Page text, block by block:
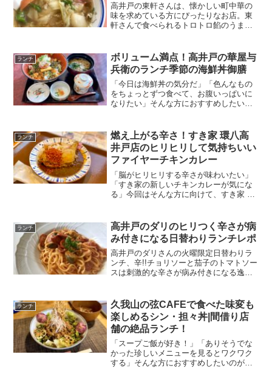
高井戸の東軒さんは、懐かしい町中華の
味を求めている方にぴったりなお店。東
軒さんで食べられるトロトロ餡のうま煮
うま煮そばをレポート。幸福感を味わえ
る一杯を召し上がれ！
ランチ
ボリューム満点！高井戸の華屋与
兵衛のランチ季節の海鮮丼御膳
「今日は海鮮丼の気分だ」「色んなもの
をちょっとずつ食べて、お腹いっぱいに
なりたい」そんな方におすすめしたいの
に加え、そばorうどんと茶わん蒸しが食
べられるボリューム満点...
ランチ
燃え上がる辛さ！すき家 環八高
井戸店のヒリヒリして気持ちいい
ファイヤーチキンカレー
「脳がヒリヒリする辛さが味わいたい」
「すき家の新しいチキンカレーが気にな
る」今回はそんな方に向けて、すき家 環
チキン好きにはたまらないホロっとチキ
ンと、脳がヒリヒリする...
ランチ
高井戸のダリのヒリつく辛さが病
み付きになる日替わりランチレポ
高井戸のダリさんの火曜限定日替わりラ
ンチ、辛!!チョリソーと茄子のトマトソー
スは刺激的な辛さが病み付きになる逸
発散にもなるダリさんのパスタをレポー
トします！
ランチ
久我山の弦CAFEで食べた味変も
楽しめるシン・担々丼|間借り店
舗の絶品ランチ！
「スープご飯が好き！」「ありそうでな
かった珍しいメニューを見るとワクワク
する」そんな方におすすめしたいのが、